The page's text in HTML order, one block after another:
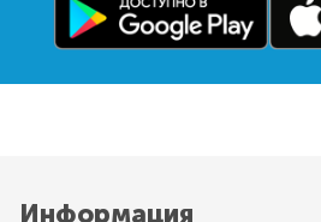
Информация